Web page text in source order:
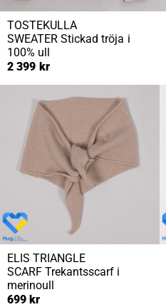
TOSTEKULLA
SWEATER Stickad tröja i
100% ull
2 399 kr
ELIS TRIANGLE
SCARF Trekantsscarf i
merinoull
699 kr